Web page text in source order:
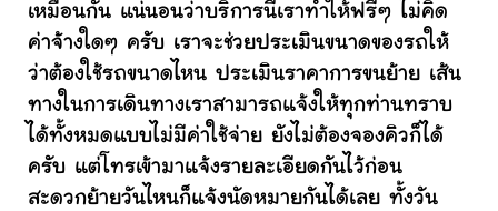
เหมือนกัน แน่นอนว่าบริการนี้เราทำให้ฟรีๆ ไม่คิด
ค่าจ้างใดๆ ครับ เราจะช่วยประเมินขนาดของรถให้
ว่าต้องใช้รถขนาดไหน ประเมินราคาการขนย้าย เส้น
ทางในการเดินทางเราสามารถแจ้งให้ทุกท่านทราบ
ได้ทั้งหมดแบบไม่มีค่าใช้จ่าย ยังไม่ต้องจองคิวก็ได้
ครับ แต่โทรเข้ามาแจ้งรายละเอียดกันไว้ก่อน
สะดวกย้ายวันไหนก็แจ้งนัดหมายกันได้เลย ทั้งวัน